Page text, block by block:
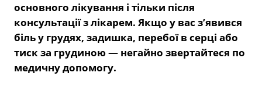
основного лікування і тільки після
консультації з лікарем. Якщо у вас з’явився
біль у грудях, задишка, перебої в серці або
тиск за грудиною — негайно звертайтеся по
медичну допомогу.